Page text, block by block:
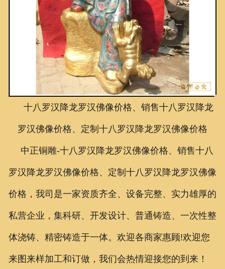
荣誉资质
泥塑鉴赏
联系我们
十八罗汉降龙罗汉佛像价格、销售十八罗汉降龙
罗汉佛像价格、定制十八罗汉降龙罗汉佛像价格
中正铜雕-十八罗汉降龙罗汉佛像价格、销售十八
罗汉降龙罗汉佛像价格、定制十八罗汉降龙罗汉佛像
价格 ，我司是一家资质齐全、设备完整、实力雄厚的
私营企业，集科研、开发设计、普通铸造、一次性整
体浇铸、精密铸造于一体。欢迎各商家惠顾!欢迎您
来图来样加工和订做，我们会热情迎接您的到来！